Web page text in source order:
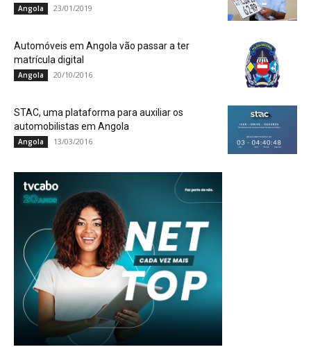
Angola 23/01/2019
Automóveis em Angola vão passar a ter
matrícula digital
Angola 20/10/2016
STAC, uma plataforma para auxiliar os
automobilistas em Angola
Angola 13/03/2016